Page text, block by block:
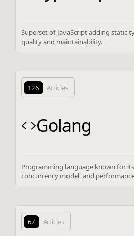
Superset of JavaScript adding static
quality and maintainability.
126 Articles
Golang
Programming language known for
concurrency model, and
67 Articles